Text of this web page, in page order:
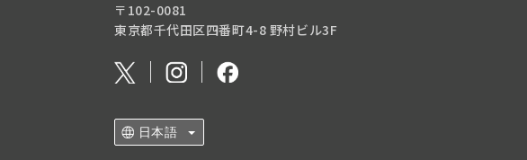
〒102-0081
東京都千代田区四番町4-8 野村ビル3F